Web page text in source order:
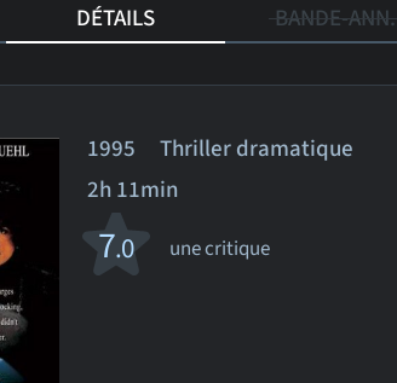
DÉTAILS BANDE-ANN.
1995 Thriller dramatique
2h 11min
7.0 une critique